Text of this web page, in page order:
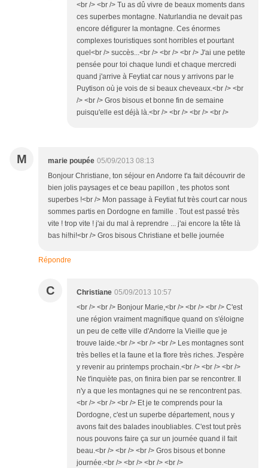
<br /> <br /> Tu as dû vivre de beaux moments dans
ces superbes montagne. Naturlandia ne devait pas
encore défigurer la montagne. Ces énormes
complexes touristiques sont horribles et pourtant
quel<br /> succès...<br /> <br /> <br /> J'ai une petite
pensée pour toi chaque lundi et chaque mercredi
quand j'arrive à Feytiat car nous y arrivons par le
Puytison où je vois de si beaux cheveaux.<br /> <br
/> <br /> Gros bisous et bonne fin de semaine
puisqu'elle est déjà là.<br /> <br /> <br /> <br />
M marie poupée 05/09/2013 08:13
Bonjour Christiane, ton séjour en Andorre t'a fait découvrir de
bien jolis paysages et ce beau papillon , tes photos sont
superbes !<br /> Mon passage à Feytiat fut très court car nous
sommes partis en Dordogne en famille . Tout est passé très
vite ! trop vite ! j'ai du mal à reprendre ... j'ai encore la tête là
bas hi!hi!<br /> Gros bisous Christiane et belle journée
Répondre
C Christiane 05/09/2013 10:57
<br /> <br /> Bonjour Marie,<br /> <br /> <br /> C'est
une région vraiment magnifique quand on s'éloigne
un peu de cette ville d'Andorre la Vieille que je
trouve laide.<br /> <br /> <br /> Les montagnes sont
très belles et la faune et la flore très riches. J'espère
y revenir au printemps prochain.<br /> <br /> <br />
Ne t'inquiète pas, on finira bien par se rencontrer. Il
n'y a que les montagnes qui ne se rencontrent pas.
<br /> <br /> <br /> Et je te comprends pour la
Dordogne, c'est un superbe département, nous y
avons fait des balades inoubliables. C'est tout près
nous pouvons faire ça sur un journée quand il fait
beau.<br /> <br /> <br /> Gros bisous et bonne
journée.<br /> <br /> <br /> <br />